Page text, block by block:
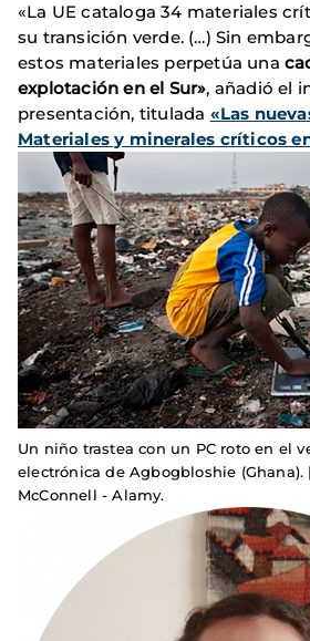
«La UE cataloga 34 materiales
su transición verde. (…) Sin
estos materiales perpetúa una
explotación en el Sur», añadió el
presentación, titulada «Las
Materiales y minerales críticos
Un niño trastea con un PC roto en el
electrónica de Agbogbloshie
McConnell - Alamy.